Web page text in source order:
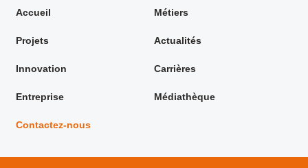
Accueil Métiers
Projets Actualités
Innovation Carrières
Entreprise Médiathèque
Contactez-nous